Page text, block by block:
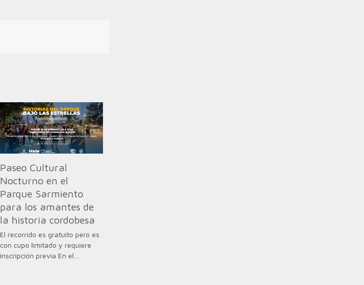
Paseo Cultural
Nocturno en el
Parque Sarmiento
para los amantes de
la historia cordobesa
El recorrido es gratuito pero es
con cupo limitado y requiere
inscripción previa En el…